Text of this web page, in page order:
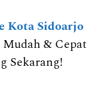
Kota Sidoarjo
& Cepat
Sekarang!